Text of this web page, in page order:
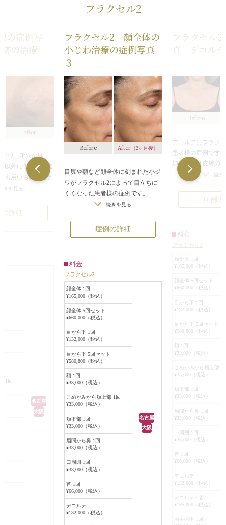
フラクセル2
の症例写
の治療
After
ワ、毛穴の開
以外に傷跡を目立
も用いられること
症例は、ずっと前
のです。
膚表面に顕微鏡
きを見る
詳細
名古屋
大阪
1回
フラクセル2 顔全体の
小じわ治療の症例写真
３
Before After（2ヶ月後）
目尻や額など顔全体に刻まれた小ジ
ワがフラクセル2によって目立ちに
くくなった患者様の症例です。
フラクセル2は、直径30～50マイク
ない大きさのレーザーを皮膚に照射
し、表面にミクロ単位の穴を開けま
す。照射した部分の古い組織は排出
す。全ての皮膚にダメージを与えな
いので、肌が生まれ変わる期間が短
くて済むのが特徴です。
この患者様の場合もフラクセル2の
照射から2ヶ月が経過し、皮膚に刻
まれていた小ジワが目立たなくなっ
たのがおわかりいただけると思いま
す。
続きを見る
症例の詳細
料金
フラクセル2
顔全体 1回
¥165,000（税込）
名古屋
大阪
顔全体 5回セット
¥660,000（税込）
目から下 1回
¥132,000（税込）
目から下 5回セット
¥580,800（税込）
額 1回
¥33,000（税込）
こめかみから頬上部 1回
¥33,000（税込）
頬下部 1回
¥33,000（税込）
眉間から鼻 1回
¥33,000（税込）
口周囲 1回
¥33,000（税込）
首 1回
¥66,000（税込）
デコルテ
¥132,000（税込）
フラクセル
真 デコルテ
Before
デコルテにフラク
患者様の症例です。
加齢により皮膚の
とでデコルテ全体
ような印象を与え
ラクセル2で皮膚
でハリのある肌に
ザーを照射するフ
質層を傷つけるこ
を促すことができ
密度をきめ細かく
もなり、患者様お
膚の状態に合わせ
だきます。
続き
症例
料金
フラクセル2
顔全体 1回
¥165,000（税込）
顔全体 5回セット
¥660,000（税込）
目から下 1回
¥132,000（税込）
目から下 5回セット
¥580,800（税込）
額 1回
¥33,000（税込）
こめかみから頬上部 1
¥33,000（税込）
頬下部 1回
¥33,000（税込）
眉間から鼻 1回
¥33,000（税込）
口周囲 1回
¥33,000（税込）
首 1回
¥66,000（税込）
デコルテ
¥132,000（税込）
デコルテ＋首
¥165,000（税込）
両手の甲 1回